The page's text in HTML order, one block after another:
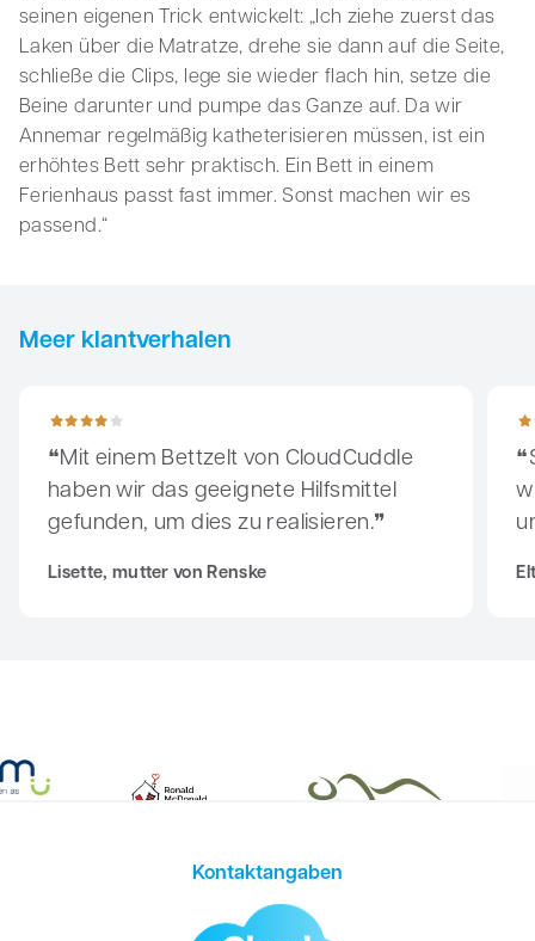
seinen eigenen Trick entwickelt: „Ich ziehe zuerst das
Laken über die Matratze, drehe sie dann auf die Seite,
schließe die Clips, lege sie wieder flach hin, setze die
Beine darunter und pumpe das Ganze auf. Da wir
Annemar regelmäßig katheterisieren müssen, ist ein
erhöhtes Bett sehr praktisch. Ein Bett in einem
Ferienhaus passt fast immer. Sonst machen wir es
passend.“
Meer klantverhalen
Mit einem Bettzelt von CloudCuddle
haben wir das geeignete Hilfsmittel
gefunden, um dies zu realisieren.
Lisette, mutter von Renske
Kontaktangaben